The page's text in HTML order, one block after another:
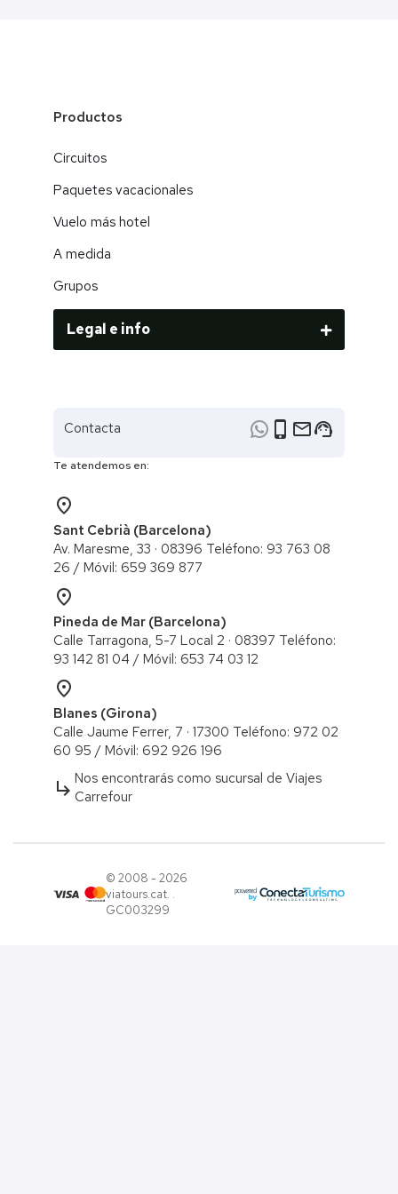
Productos
Circuitos
Paquetes vacacionales
Vuelo más hotel
A medida
Grupos
Legal e info
Contacta phone_iphone emailsupport_agent
Te atendemos en:
place
Sant Cebrià (Barcelona)
Av. Maresme, 33 · 08396 Teléfono: 93 763 08
26 / ​Móvil: 659 369 877
place
Pineda de Mar (Barcelona)
Calle Tarragona, 5-7 Local 2 · 08397 Teléfono:
93 142 81 04 / Móvil: 653 74 03 12
place
Blanes (Girona)
Calle Jaume Ferrer, 7 · 17300 Teléfono: 972 02
60 95 / ​Móvil: 692 926 196
subdirectory_arrow_right Nos encontrarás como sucursal de Viajes
Carrefour
© 2008 - 2026
viatours.cat. .
GC003299